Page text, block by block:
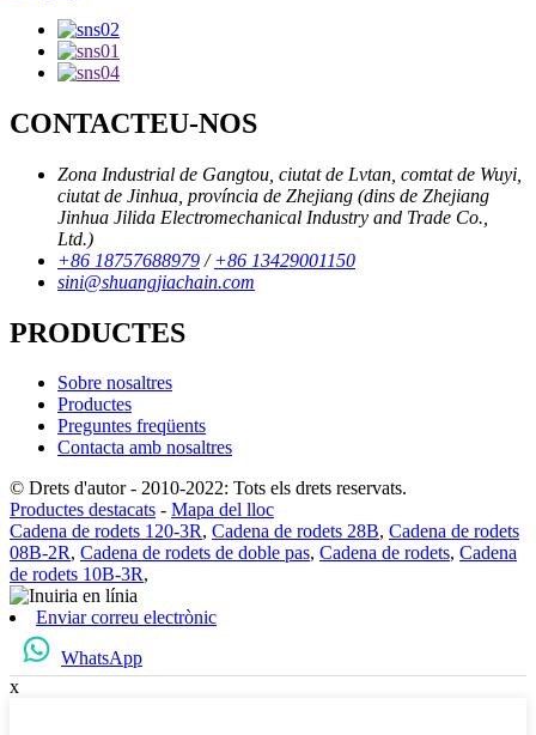
CONTACTEU-NOS
Zona Industrial de Gangtou, ciutat de Lvtan, comtat de Wuyi,
ciutat de Jinhua, província de Zhejiang (dins de Zhejiang
Jinhua Jilida Electromechanical Industry and Trade Co.,
Ltd.)
+86 18757688979 /+86 13429001150
sini@shuangjiachain.com
PRODUCTES
Sobre nosaltres
Productes
Preguntes freqüents
Contacta amb nosaltres
© Drets d'autor - 2010-2022: Tots els drets reservats.
Productes destacats - Mapa del lloc
Cadena de rodets 120-3R, Cadena de rodets 28B, Cadena de rodets
08B-2R, Cadena de rodets de doble pas, Cadena de rodets, Cadena
de rodets 10B-3R,
Enviar correu electrònic
WhatsApp
x